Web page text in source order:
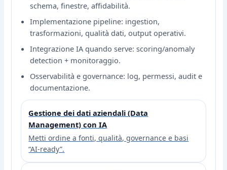
schema, finestre, affidabilità.
Implementazione pipeline: ingestion,
trasformazioni, qualità dati, output operativi.
Integrazione IA quando serve: scoring/anomaly
detection + monitoraggio.
Osservabilità e governance: log, permessi, audit e
documentazione.
Gestione dei dati aziendali (Data
Management) con IA
Metti ordine a fonti, qualità, governance e basi
“AI-ready”.